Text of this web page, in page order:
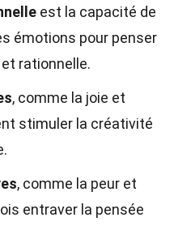
est la capacité de
émotions pour penser
rationnelle.
, comme la joie et
stimuler la créativité
, comme la peur et
entraver la pensée